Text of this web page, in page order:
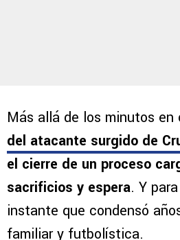
Más allá de los minutos en
del atacante surgido de
el cierre de un proceso
sacrificios y espera. Y
instante que condensó
familiar y futbolística.